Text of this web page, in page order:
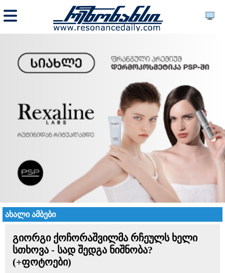
ახალი ამბები
გიორგი ქოჩორაშვილმა რჩეულს ხელი
სთხოვა - სად შედგა ნიშნობა?
(+ფოტოები)